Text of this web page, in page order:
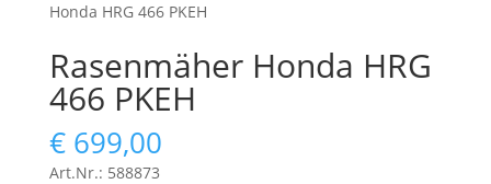
Honda HRG 466 PKEH
Rasenmäher Honda HRG
466 PKEH
€699,00
Art.Nr.: 588873